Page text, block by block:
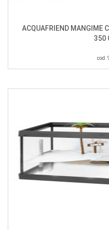
ACQUAFRIEND MANGIME
350
cod.